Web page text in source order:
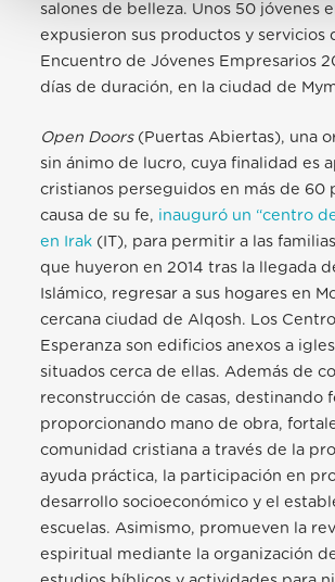
salones de belleza. Unos 50 jóvenes
expusieron sus productos y servicios
Encuentro de Jóvenes Empresarios
días de duración, en la ciudad de
Open Doors(Puertas Abiertas), una
sin ánimo de lucro, cuya finalidad es
cristianos perseguidos en más de 60
causa de su fe, inauguró un “centro
en Irak (IT), para permitir a las
que huyeron en 2014 tras la llegada
Islámico, regresar a sus hogares en
cercana ciudad de Alqosh. Los
Esperanza son edificios anexos a
situados cerca de ellas. Además de
reconstrucción de casas, destinando
proporcionando mano de obra,
comunidad cristiana a través de la
ayuda práctica, la participación en
desarrollo socioeconómico y el
escuelas. Asimismo, promueven la
espiritual mediante la organización